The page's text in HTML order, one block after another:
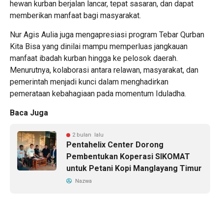
hewan kurban berjalan lancar, tepat sasaran, dan dapat
memberikan manfaat bagi masyarakat.
Nur Agis Aulia juga mengapresiasi program Tebar Qurban
Kita Bisa yang dinilai mampu memperluas jangkauan
manfaat ibadah kurban hingga ke pelosok daerah.
Menurutnya, kolaborasi antara relawan, masyarakat, dan
pemerintah menjadi kunci dalam menghadirkan
pemerataan kebahagiaan pada momentum Iduladha.
Baca Juga
2 bulan lalu
Pentahelix Center Dorong
Pembentukan Koperasi SIKOMAT
untuk Petani Kopi Manglayang Timur
Nazwa